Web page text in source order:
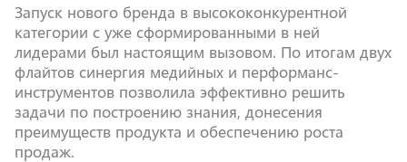
Запуск нового бренда в высококонкурентной
категории с уже сформированными в ней
лидерами был настоящим вызовом. По итогам двух
флайтов синергия медийных и перформанс-
инструментов позволила эффективно решить
задачи по построению знания, донесения
преимуществ продукта и обеспечению роста
продаж.